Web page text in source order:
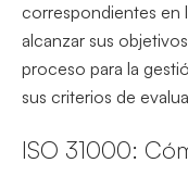
correspondientes en
alcanzar sus
proceso para la
sus criterios de
ISO 31000: